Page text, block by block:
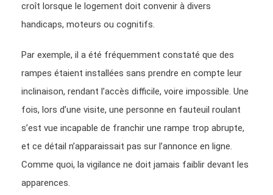
croît lorsque le logement doit convenir à divers
handicaps, moteurs ou cognitifs.
Par exemple, il a été fréquemment constaté que des
rampes étaient installées sans prendre en compte leur
inclinaison, rendant l’accès difficile, voire impossible. Une
fois, lors d’une visite, une personne en fauteuil roulant
s’est vue incapable de franchir une rampe trop abrupte,
et ce détail n’apparaissait pas sur l’annonce en ligne.
Comme quoi, la vigilance ne doit jamais faiblir devant les
apparences.